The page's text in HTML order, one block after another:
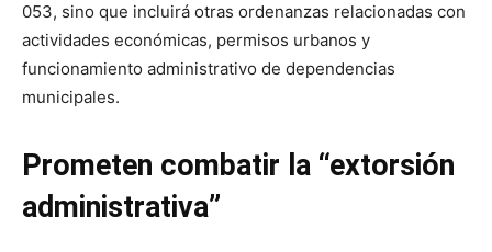
053, sino que incluirá otras ordenanzas relacionadas con
actividades económicas, permisos urbanos y
funcionamiento administrativo de dependencias
municipales.
Prometen combatir la “extorsión
administrativa”